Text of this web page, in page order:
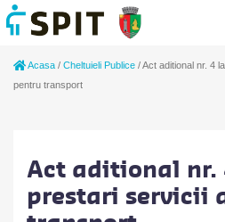
Acasa / Cheltuieli Publice /Act aditional nr. 4
pentru transport
Act aditional nr.
prestari servicii